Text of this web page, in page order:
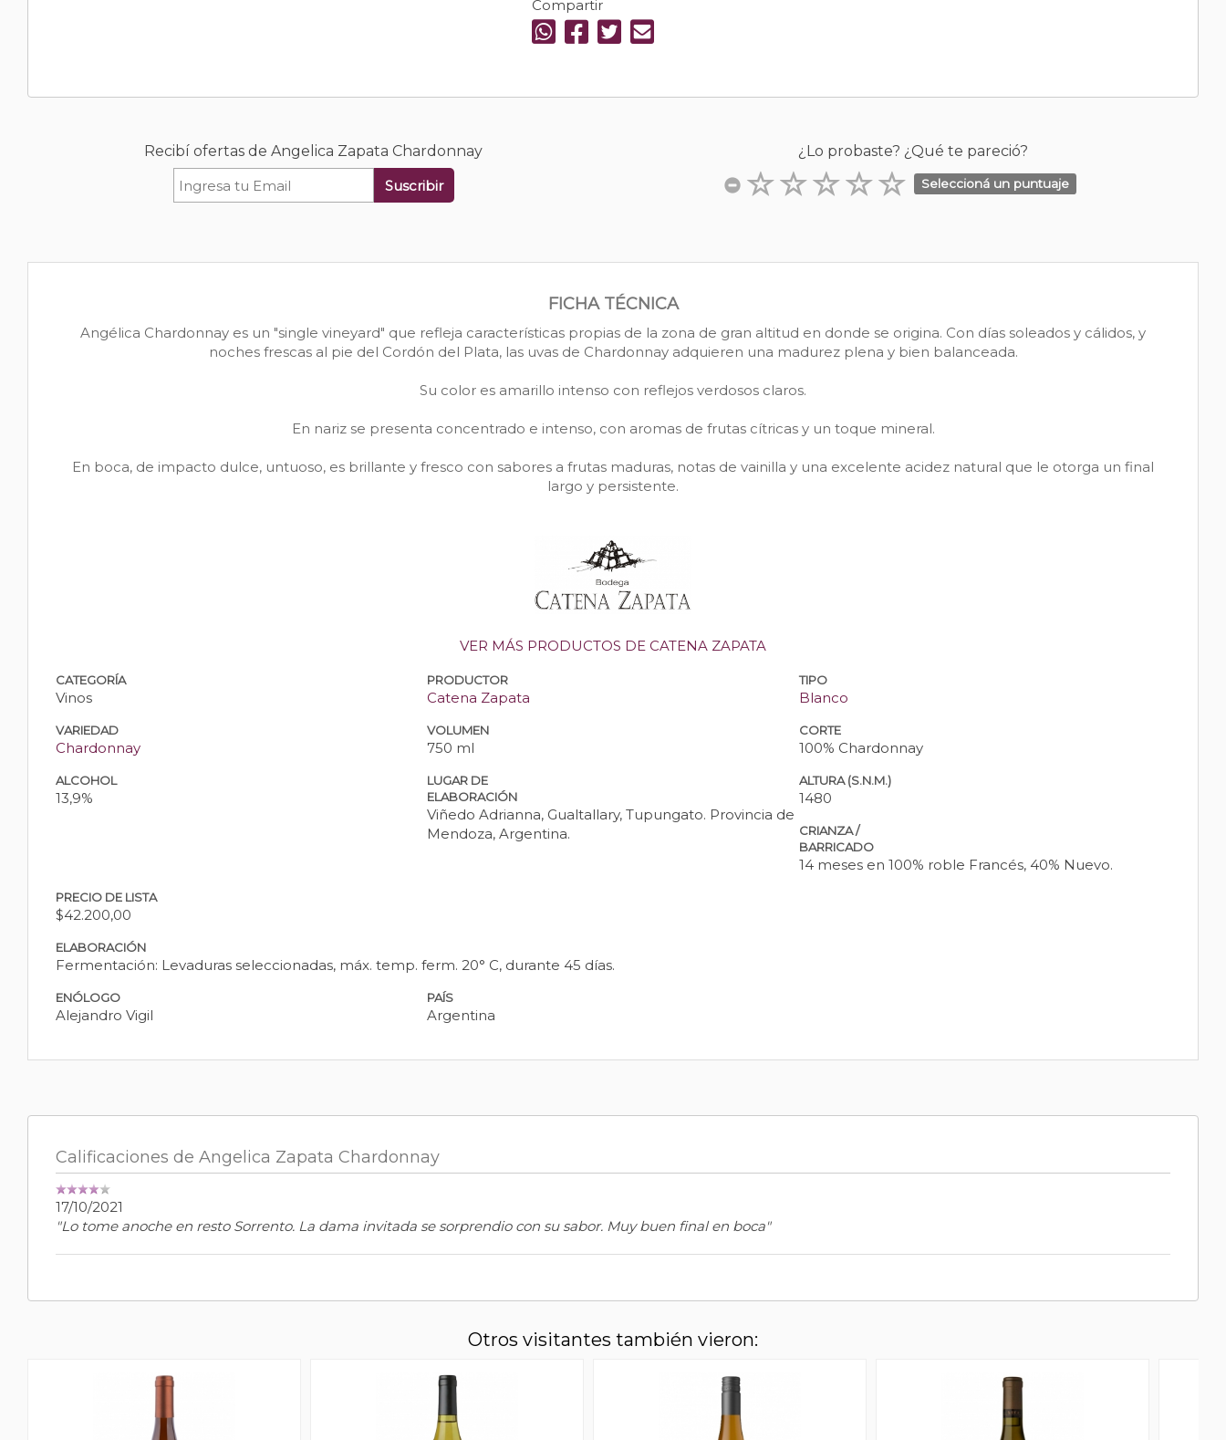
Compartir
Recibí ofertas de Angelica Zapata Chardonnay
Suscribir
¿Lo probaste? ¿Qué te pareció?
Seleccioná un puntuaje
FICHA TÉCNICA
Angélica Chardonnay es un "single vineyard" que refleja características propias de la zona de gran altitud en donde se origina. Con días soleados y cálidos, y
noches frescas al pie del Cordón del Plata, las uvas de Chardonnay adquieren una madurez plena y bien balanceada.
Su color es amarillo intenso con reflejos verdosos claros.
En nariz se presenta concentrado e intenso, con aromas de frutas cítricas y un toque mineral.
En boca, de impacto dulce, untuoso, es brillante y fresco con sabores a frutas maduras, notas de vainilla y una excelente acidez natural que le otorga un final
largo y persistente.
VER MÁS PRODUCTOS DE CATENA ZAPATA
CATEGORÍA
Vinos
PRODUCTOR
Catena Zapata
TIPO
Blanco
VARIEDAD
Chardonnay
VOLUMEN
750 ml
CORTE
100% Chardonnay
ALCOHOL
13,9%
LUGAR DE
ELABORACIÓN
Viñedo Adrianna, Gualtallary, Tupungato. Provincia de
Mendoza, Argentina.
ALTURA (S.N.M.)
1480
CRIANZA /
BARRICADO
14 meses en 100% roble Francés, 40% Nuevo.
PRECIO DE LISTA
$42.200,00
ELABORACIÓN
Fermentación: Levaduras seleccionadas, máx. temp. ferm. 20° C, durante 45 días.
ENÓLOGO
Alejandro Vigil
PAÍS
Argentina
Calificaciones de Angelica Zapata Chardonnay
17/10/2021
"Lo tome anoche en resto Sorrento. La dama invitada se sorprendio con su sabor. Muy buen final en boca"
Otros visitantes también vieron: